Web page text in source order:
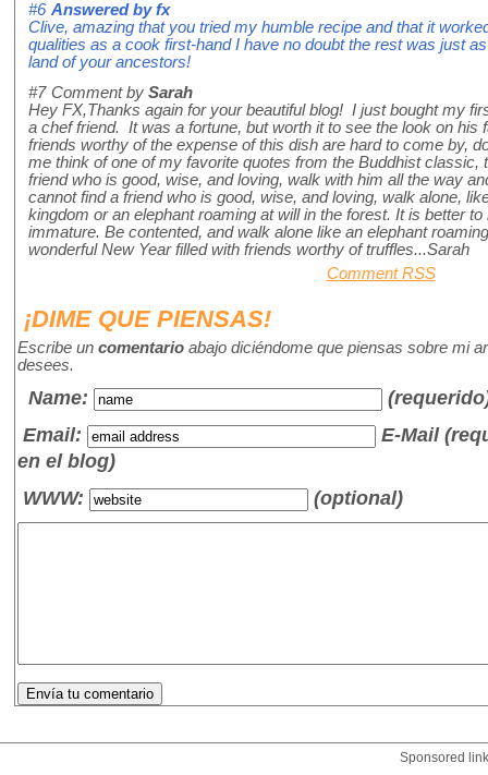
#6 Answered byfx
Clive, amazing that you tried my humble recipe and that it
qualities as a cook first-hand I have no doubt the rest was just
land of your ancestors!
#7 Comment by Sarah
Hey FX,Thanks again for your beautiful blog! I just bought my
a chef friend. It was a fortune, but worth it to see the look on his
friends worthy of the expense of this dish are hard to come by,
me think of one of my favorite quotes from the Buddhist classic,
friend who is good, wise, and loving, walk with him all the way
cannot find a friend who is good, wise, and loving, walk alone,
kingdom or an elephant roaming at will in the forest. It is better
immature. Be contented, and walk alone like an elephant
wonderful New Year filled with friends worthy of truffles...Sarah
Comment RSS
¡DIME QUE PIENSAS!
Escribe un comentario abajo diciéndome que piensas sobre mi
desees.
Name:
Email:
E-Mail
en el blog)
WWW:
(optional)
Sponsored